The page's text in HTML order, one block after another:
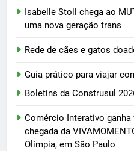
Isabelle Stoll chega ao
uma nova geração trans
Rede de cães e gatos
Guia prático para viajar
Boletins da Construsul
Comércio Interativo
chegada da
Olímpia, em São Paulo